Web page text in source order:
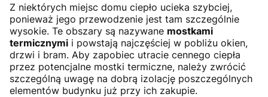
Z niektórych miejsc domu ciepło ucieka szybciej,
ponieważ jego przewodzenie jest tam szczególnie
wysokie. Te obszary są nazywane mostkami
termicznymi i powstają najczęściej w pobliżu okien,
drzwi i bram. Aby zapobiec utracie cennego ciepła
przez potencjalne mostki termiczne, należy zwrócić
szczególną uwagę na dobrą izolację poszczególnych
elementów budynku już przy ich zakupie.